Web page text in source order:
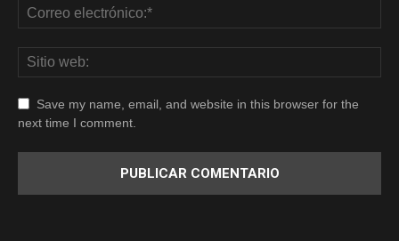
Save my name, email, and website in this browser for the
next time I comment.